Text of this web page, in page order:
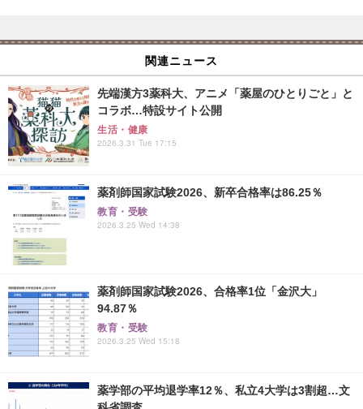
関連ニュース
先端漢方3薬科大、アニメ「薬屋のひとりごと」と
コラボ…特設サイト公開
生活・健康
2026.3.31 Tue 17:15
薬剤師国家試験2026、新卒合格率は86.25％
教育・受験
2026.3.25 Wed 14:38
薬剤師国家試験2026、合格率1位「金沢大」
94.87％
教育・受験
2026.3.25 Wed 15:18
薬学部の平均退学率12％、私立4大学は3割超…文